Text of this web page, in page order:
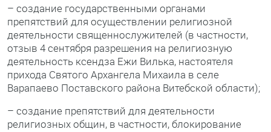
– создание государственными органами
препятствий для осуществлении религиозной
деятельности священнослужителей (в частности,
отзыв 4 сентября разрешения на религиозную
деятельность ксендза Ежи Вилька, настоятеля
прихода Святого Архангела Михаила в селе
Варапаево Поставского района Витебской области);
– создание препятствий для деятельности
религиозных общин, в частности, блокирование